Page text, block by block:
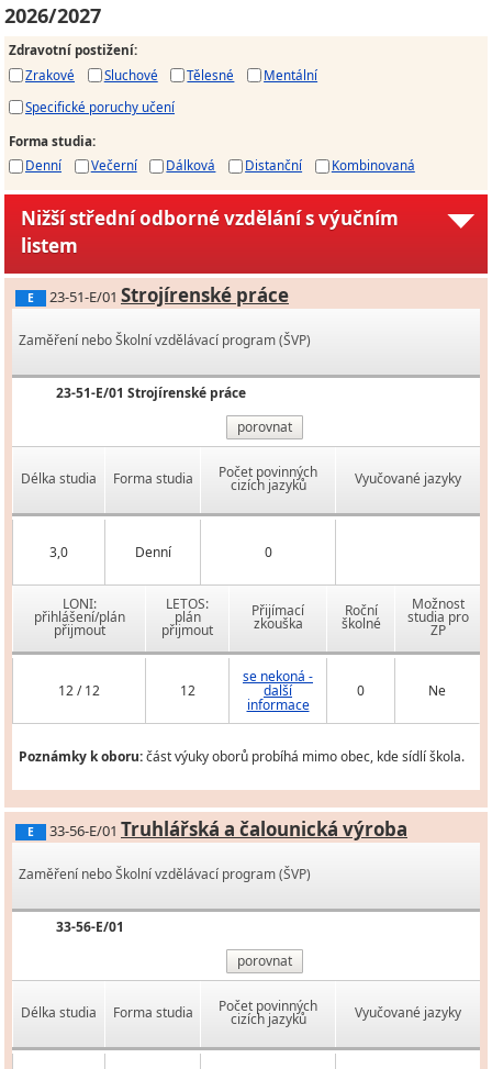
2026/2027
Zdravotní postižení:
Zrakové
Sluchové Tělesné
Mentální
Specifické poruchy učení
Forma studia:
Denní
Večerní Dálková Distanční Kombinovaná
Nižší střední odborné vzdělání s výučním
listem
E 23-51-E/01 Strojírenské práce
Zaměření nebo Školní vzdělávací program (ŠVP)
23-51-E/01 Strojírenské práce
porovnat
Délka studia Forma studia Počet povinných
cizích jazyků Vyučované jazyky
3,0 Denní 0
LONI:
přihlášení/plán
přijmout
LETOS:
plán
přijmout
Přijímací
zkouška
Roční
školné
Možnost
studia pro
ZP
12 / 12 12
se nekoná -
další
informace
0 Ne
Poznámky k oboru:část výuky oborů probíhá mimo obec, kde sídlí škola.
E 33-56-E/01 Truhlářská a čalounická výroba
Zaměření nebo Školní vzdělávací program (ŠVP)
33-56-E/01
porovnat
Délka studia Forma studia Počet povinných
cizích jazyků Vyučované jazyky